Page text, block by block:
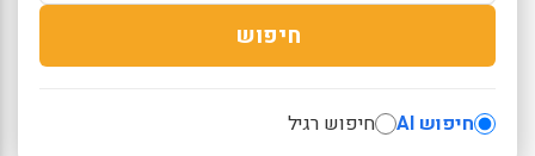
חיפוש
חיפוש AI חיפוש רגיל